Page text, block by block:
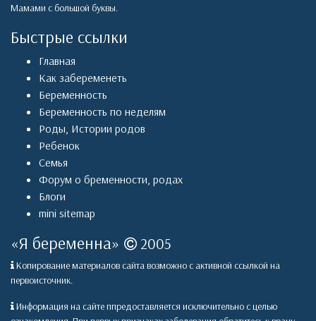
Мамами с большой буквы.
Быстрые ссылки
Главная
Как забеременеть
Беременность
Беременность по неделям
Роды Истории родов
Ребенок
Семья
Форум о бременности, родах
Блоги
mini sitemap
«Я беременна» 2005
Копирование материалов сайта возможно с активной ссылкой на
первоисточник.
Информация на сайте ппредоставляется исключительно с целью